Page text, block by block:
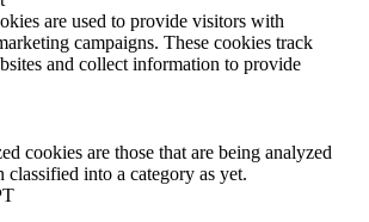
are used to provide visitors with
campaigns. These cookies track
and collect information to provide
cookies are those that are being analyzed
classified into a category as yet.